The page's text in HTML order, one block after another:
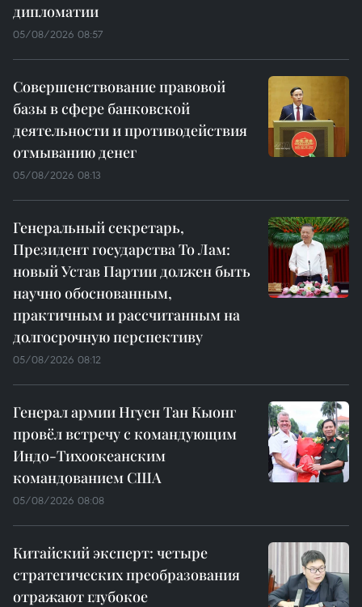
дипломатии
05/08/2026 08:57
Совершенствование правовой
базы в сфере банковской
деятельности и противодействия
отмыванию денег
05/08/2026 08:13
Генеральный секретарь,
Президент государства То Лам:
новый Устав Партии должен быть
научно обоснованным,
практичным и рассчитанным на
долгосрочную перспективу
05/08/2026 08:12
Генерал армии Нгуен Тан Кыонг
провёл встречу с командующим
Индо-Тихоокеанским
командованием США
05/08/2026 08:08
Китайский эксперт: четыре
стратегических преобразования
отражают глубокое